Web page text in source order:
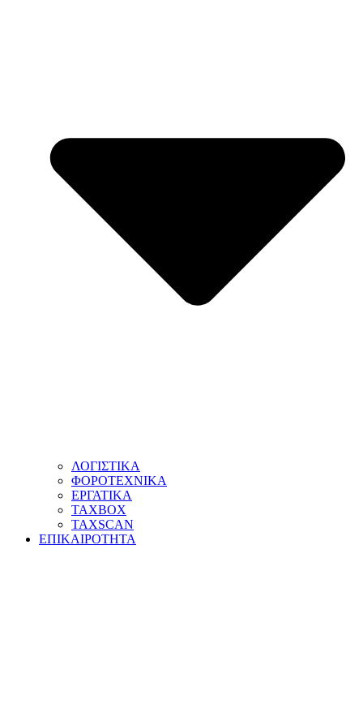
ΛΟΓΙΣΤΙΚΑ
ΦΟΡΟΤΕΧΝΙΚΑ
ΕΡΓΑΤΙΚΑ
TAXBOX
TAXSCAN
ΕΠΙΚΑΙΡΟΤΗΤΑ